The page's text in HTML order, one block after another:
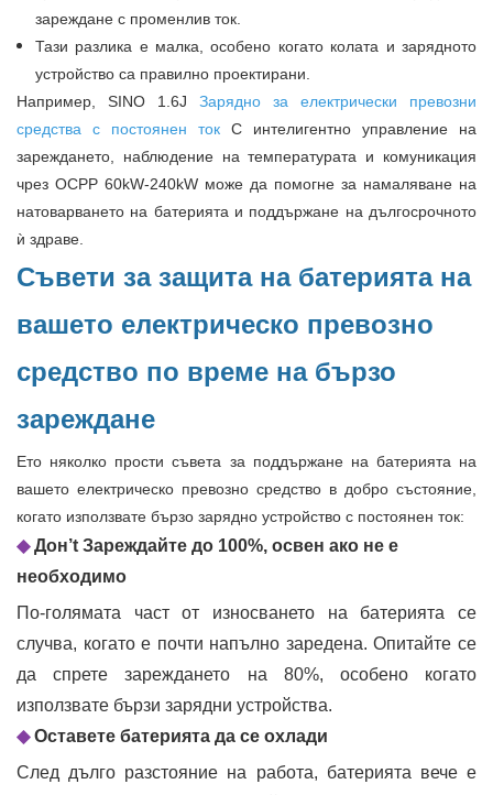
зареждане с променлив ток.
Тази разлика е малка, особено когато колата и зарядното
устройство са правилно проектирани.
Например, SINO 1.6J Зарядно за електрически превозни
средства с постоянен ток С интелигентно управление на
зареждането, наблюдение на температурата и комуникация
чрез OCPP 60kW-240kW може да помогне за намаляване на
натоварването на батерията и поддържане на дългосрочното
ѝ здраве.
Съвети за защита на батерията на
вашето електрическо превозно
средство по време на бързо
зареждане
Ето няколко прости съвета за поддържане на батерията на
вашето електрическо превозно средство в добро състояние,
когато използвате бързо зарядно устройство с постоянен ток:
◆Дон’t Зареждайте до 100%, освен ако не е
необходимо
По-голямата част от износването на батерията се
случва, когато е почти напълно заредена. Опитайте се
да спрете зареждането на 80%, особено когато
използвате бързи зарядни устройства.
◆Оставете батерията да се охлади
След дълго разстояние на работа, батерията вече е